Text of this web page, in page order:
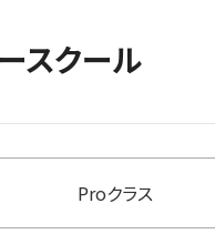
スクール
Proクラス